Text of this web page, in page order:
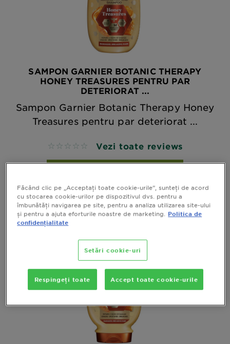
SAMPON GARNIER BOTANIC THERAPY
HONEY TREASURES PENTRU PAR
DETERIORAT ...
Sampon Garnier Botanic Therapy Honey
Treasures pentru par deteriorat ...
No reviews Vezi toate reviews
Făcând clic pe „Acceptați toate cookie-urile”, sunteți de acord
cu stocarea cookie-urilor pe dispozitivul dvs. pentru a
îmbunătăți navigarea pe site, pentru a analiza utilizarea site-ului
și pentru a ajuta eforturile noastre de marketing.
Politica de
confidențialitate
Setări cookie-uri
Respingeți toate Accept toate cookie-urile